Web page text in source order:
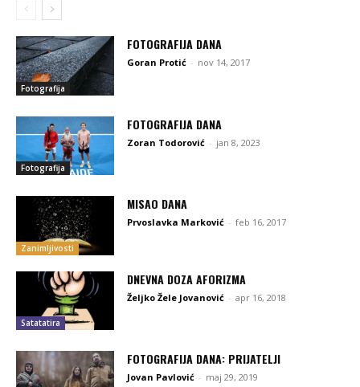
Fotografija
FOTOGRAFIJA DANA
Goran Protić - nov 14, 2017
Fotografija
FOTOGRAFIJA DANA
Zoran Todorović - jan 8, 2023
Zanimljivosti
MISAO DANA
Prvoslavka Marković - feb 16, 2017
Satatatira
DNEVNA DOZA AFORIZMA
Željko Žele Jovanović - apr 16, 2018
FOTOGRAFIJA DANA: PRIJATELJI
Jovan Pavlović - maj 29, 2019